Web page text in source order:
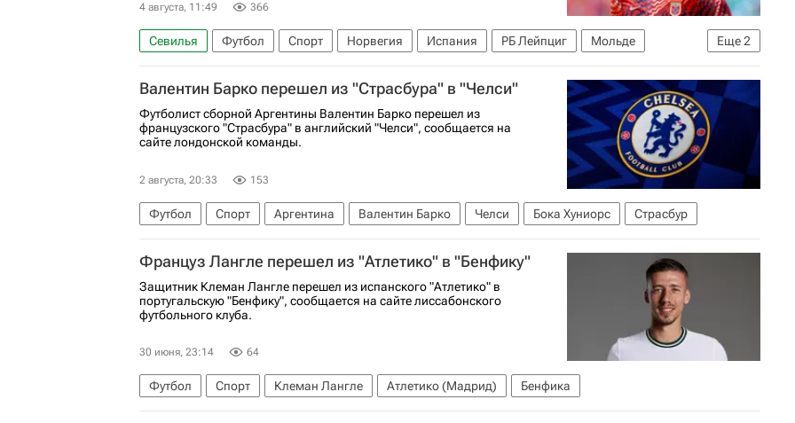
4 августа, 11:49 366
Еще2
Севилья Футбол Спорт Норвегия Испания РБ Лейпциг
Мольде
Бундеслига
Чемпионат мира по футболу (до 17 лет)
Валентин Барко перешел из "Страсбура" в "Челси"
Футболист сборной Аргентины Валентин Барко перешел из
французского "Страсбура" в английский "Челси", сообщается на
сайте лондонской команды.
2 августа, 20:33 153
Футбол Спорт Аргентина Валентин Барко Челси Бока Хуниорс Страсбур
Француз Лангле перешел из "Атлетико" в "Бенфику"
Защитник Клеман Лангле перешел из испанского "Атлетико" в
португальскую "Бенфику", сообщается на сайте лиссабонского
футбольного клуба.
30 июня, 23:14 64
Футбол Спорт Клеман Лангле Атлетико (Мадрид) Бенфика